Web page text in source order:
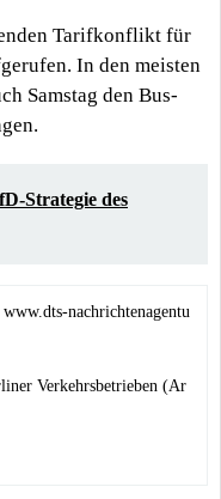
Tarifkonflikt für
In den meisten
Samstag den Bus-
Strategie des
nachrichtenagentu
Verkehrsbetrieben (Ar